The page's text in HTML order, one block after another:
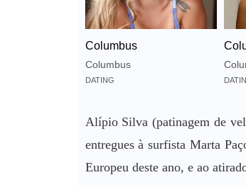
Columbus
Columbus
DATING
Alípio Silva (patinagem de
entregues à surfista Marta
Europeu deste ano, e ao